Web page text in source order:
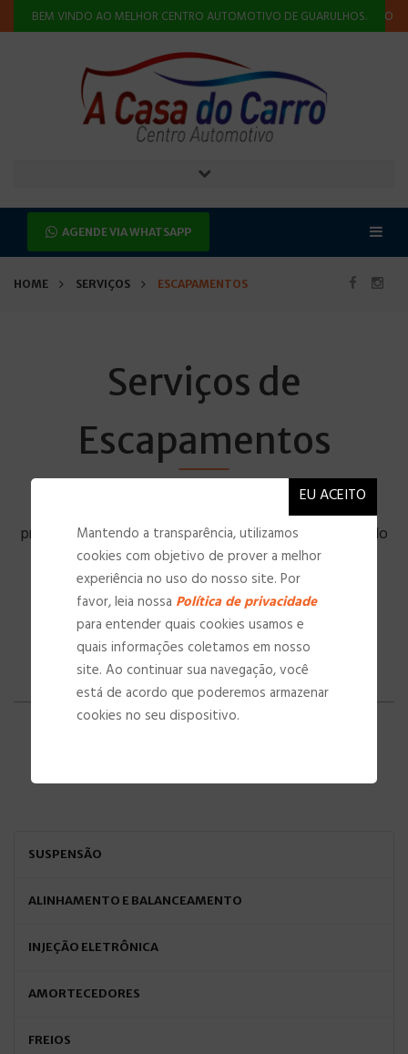
BEM VINDO AO MELHOR CENTRO AUTOMOTIVO DE GUARULHOS.
ALINHAMENTO E BALANCEAMENTO INJEÇÃO ELETRÔNICA
AGENDE VIA WHATSAPP
HOME SERVIÇOS ESCAPAMENTOS
Serviços de
Escapamentos
O escapamento é o condutor que elimina os gases
produzidos durante a combustão, enviando para fora do
ambiente do motor e eliminando os ruídos desse
processo.
SUSPENSÃO
ALINHAMENTO E BALANCEAMENTO
INJEÇÃO ELETRÔNICA
AMORTECEDORES
FREIOS
Mantendo a transparência, utilizamos
cookies com objetivo de prover a melhor
experiência no uso do nosso site. Por
favor, leia nossa Política de privacidade
para entender quais cookies usamos e
quais informações coletamos em nosso
site. Ao continuar sua navegação, você
está de acordo que poderemos armazenar
cookies no seu dispositivo.